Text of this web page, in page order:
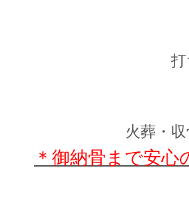
打ち合
火葬・収
＊御納骨まで安心